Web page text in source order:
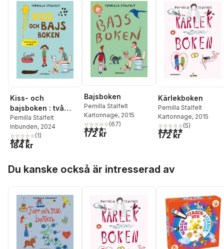
Kiss- och
bajsboken : två
favoriter i en bok!
Pernilla Stalfelt
Inbunden, 2024
4,0utav 5 stjärnor. Totalt antal röster:
(1)
184 kr
Bajsboken
Pernilla Stalfelt
Kartonnage, 2015
4,3utav 5 stjärnor. Totalt antal röster:
(67)
172 kr
Kärlekboken
Pernilla Stalfelt
Kartonnage, 2015
5,0utav 5 stjärnor.
(5)
172 kr
Du kanske också är intresserad av